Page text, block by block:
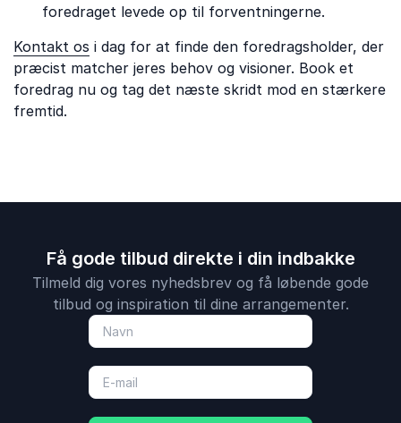
foredraget levede op til forventningerne.
Kontakt os i dag for at finde den foredragsholder, der
præcist matcher jeres behov og visioner. Book et
foredrag nu og tag det næste skridt mod en stærkere
fremtid.
Få gode tilbud direkte i din indbakke
Tilmeld dig vores nyhedsbrev og få løbende gode
tilbud og inspiration til dine arrangementer.